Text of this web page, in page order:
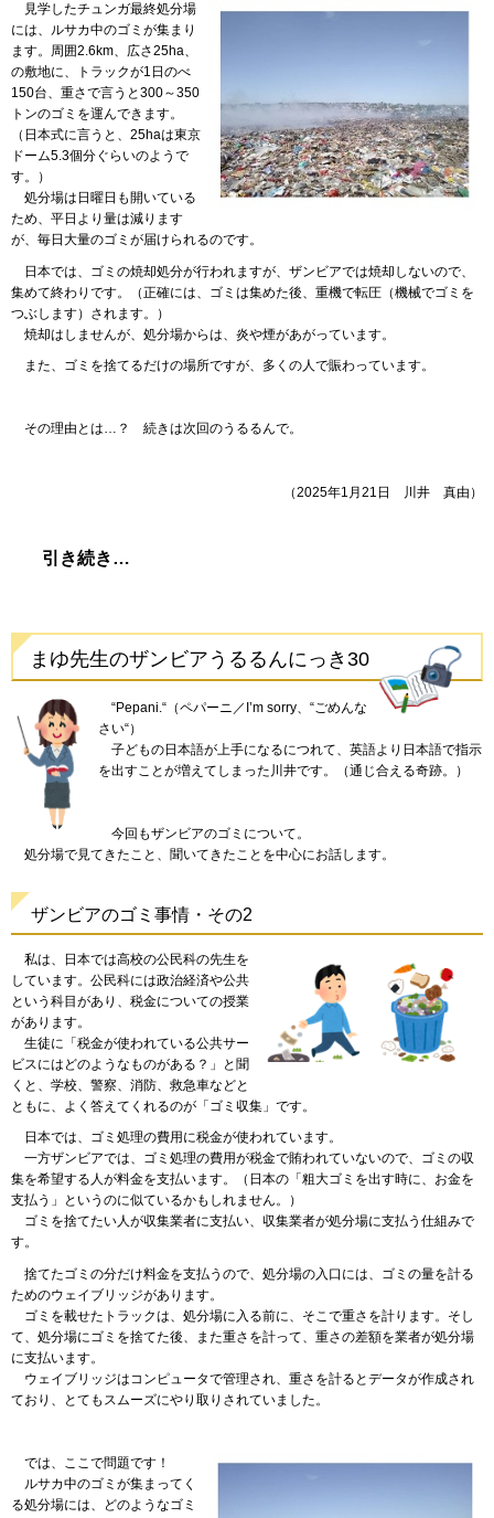
見学したチュンガ最終処分場
には、ルサカ中のゴミが集まり
ます。周囲2.6km、広さ25ha、
の敷地に、トラックが1日のべ
150台、重さで言うと300～350
トンのゴミを運んできます。
（日本式に言うと、25haは東京
ドーム5.3個分ぐらいのようで
す。）
処分場は日曜日も開いている
ため、平日より量は減ります
が、毎日大量のゴミが届けられるのです。
日本では、ゴミの焼却処分が行われますが、ザンビアでは焼却しないので、
集めて終わりです。（正確には、ゴミは集めた後、重機で転圧（機械でゴミを
つぶします）されます。）
焼却はしませんが、処分場からは、炎や煙があがっています。
また、ゴミを捨てるだけの場所ですが、多くの人で賑わっています。
その理由とは…？ 続きは次回のうるるんで。
（2025年1月21日 川井 真由）
引き続き…
まゆ先生のザンビアうるるんにっき30
“Pepani.“（ペパーニ／I’m sorry、“ごめんな
さい“）
子どもの日本語が上手になるにつれて、英語より日本語で指示
を出すことが増えてしまった川井です。（通じ合える奇跡。）
今回 もザンビアのゴミについて。
処分場で見てきたこと、聞いてきたことを中心にお話します。
ザンビアのゴミ事情・その2
私は、
日本では高校の公民科の先生を
しています。公民科には政治経済や公共
という科目があり、税金についての授業
があります。
生徒に「税金が使われている公共サー
ビスにはどのようなものがある？」と聞
くと、学校、警察、消防、救急車などと
ともに、よく答えてくれるのが「ゴミ収集」です。
日本では、ゴミ処理の費用に税金が使われています。
一方ザンビアでは、ゴミ処理の費用が税金で賄われていないので、ゴミの収
集を希望する人が料金を支払います。（日本の「粗大ゴミを出す時に、お金を
支払う」というのに似ているかもしれません。）
ゴミ を捨てたい人が収集業者に支払い、収集業者が処分場に支払う仕組みで
す。
捨てたゴミの分だけ料金を支払うので、処分場の入口には、ゴミの量を計る
ためのウェイブリッジがあります。
ゴミ を載せたトラックは、処分場に入る前に、そこで重さを計ります。そし
て、処分場にゴミを捨てた後、また重さを計って、重さの差額を業者が処分場
に支払います。
ウェイブリッジはコンピュータで管理され、重さを計るとデータが作成され
ており、とてもスムーズにやり取りされていました。
では、ここで問題です！
ルサカ中のゴミが集まってく
る処分場には、どのようなゴミ